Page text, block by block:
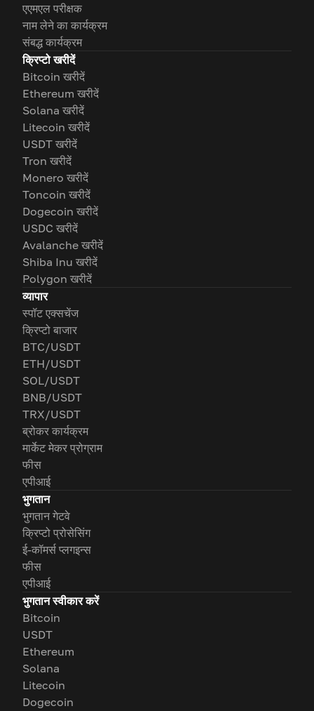
एएमएल परीक्षक
नाम लेने का कार्यक्रम
संबद्ध कार्यक्रम
क्रिप्टो खरीदें
Bitcoin खरीदें
Ethereum खरीदें
Solana खरीदें
Litecoin खरीदें
USDT खरीदें
Tron खरीदें
Monero खरीदें
Toncoin खरीदें
Dogecoin खरीदें
USDC खरीदें
Avalanche खरीदें
Shiba Inu खरीदें
Polygon खरीदें
व्यापार
स्पॉट एक्सचेंज
क्रिप्टो बाजार
BTC/USDT
ETH/USDT
SOL/USDT
BNB/USDT
TRX/USDT
ब्रोकर कार्यक्रम
मार्केट मेकर प्रोग्राम
फीस
एपीआई
भुगतान
भुगतान गेटवे
क्रिप्टो प्रोसेसिंग
ई-कॉमर्स प्लगइन्स
फीस
एपीआई
भुगतान स्वीकार करें
Bitcoin
USDT
Ethereum
Solana
Litecoin
Dogecoin